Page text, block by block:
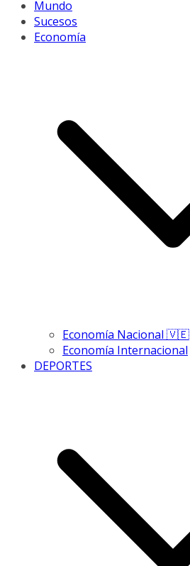
Mundo
Sucesos
Economía
Economía Nacional 🇻🇪
Economía Internacional
DEPORTES